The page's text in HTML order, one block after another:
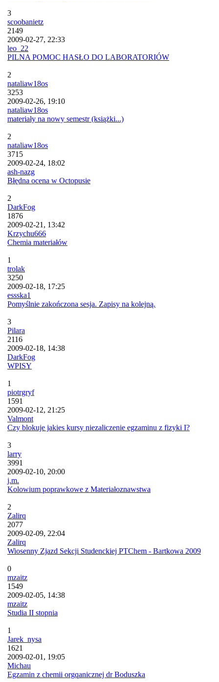
3
scoobanietz
2149
2009-02-27, 22:33
leo_22
PILNA POMOC HASŁO DO LABORATORIÓW
2
nataliaw18os
3253
2009-02-26, 19:10
nataliaw18os
materiały na nowy semestr (książki...)
2
nataliaw18os
3715
2009-02-24, 18:02
ash-nazg
Błędna ocena w Octopusie
2
DarkFog
1876
2009-02-21, 13:42
Krzychu666
Chemia materiałów
1
trolak
3250
2009-02-18, 17:25
essska1
Pomyślnie zakończona sesja. Zapisy na kolejną.
3
Pilara
2116
2009-02-18, 14:38
DarkFog
WPISY
1
piotrgryf
1591
2009-02-12, 21:25
Valmont
Czy blokuje jakies kursy niezaliczenie egzaminu z fizyki I?
3
larry
3991
2009-02-10, 20:00
j.m.
Kolowium poprawkowe z Materiałoznawstwa
2
Zalirq
2077
2009-02-09, 22:04
Zalirq
Wiosenny Zjazd Sekcji Studenckiej PTChem - Bartkowa 2009
0
mzaitz
1549
2009-02-05, 14:38
mzaitz
Studia II stopnia
1
Jarek_nysa
1621
2009-02-01, 19:05
Michau
Egzamin z chemii orgqanicznej dr Boduszka